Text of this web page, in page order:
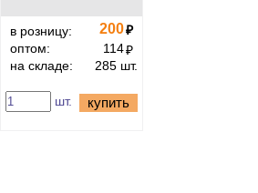
в розницу: 200₽
оптом:
114₽
на складе:
285 шт.
шт. купить